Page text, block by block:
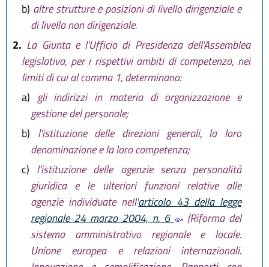
b) altre strutture e posizioni di livello dirigenziale e
di livello non dirigenziale.
2. La Giunta e l'Ufficio di Presidenza dell'Assemblea
legislativa, per i rispettivi ambiti di competenza, nei
limiti di cui al comma 1, determinano:
a) gli indirizzi in materia di organizzazione e
gestione del personale;
b) l'istituzione delle direzioni generali, la loro
denominazione e la loro competenza;
c) l'istituzione delle agenzie senza personalità
giuridica e le ulteriori funzioni relative alle
agenzie individuate nell'articolo 43 della legge
regionale 24 marzo 2004, n. 6
(Riforma del
sistema amministrativo regionale e locale.
Unione europea e relazioni internazionali.